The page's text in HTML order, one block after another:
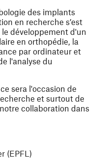
des implants
en recherche s’est
développement d'un
en orthopédie, la
par ordinateur et
l'analyse du
sera l'occasion de
et surtout de
collaboration dans
(EPFL)